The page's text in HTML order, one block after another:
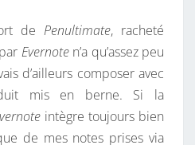
de Penultimate, racheté
Evernoten’a qu’assez peu
d’ailleurs composer avec
mis en berne. Si la
intègre toujours bien
de mes notes prises via